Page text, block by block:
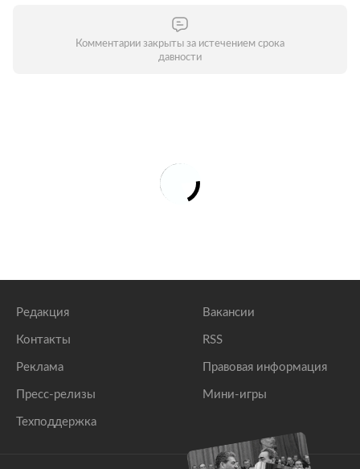
Комментарии закрыты за истечением срока
давности
Редакция
Контакты
Реклама
Пресс-релизы
Техподдержка
Вакансии
RSS
Правовая информация
Мини-игры